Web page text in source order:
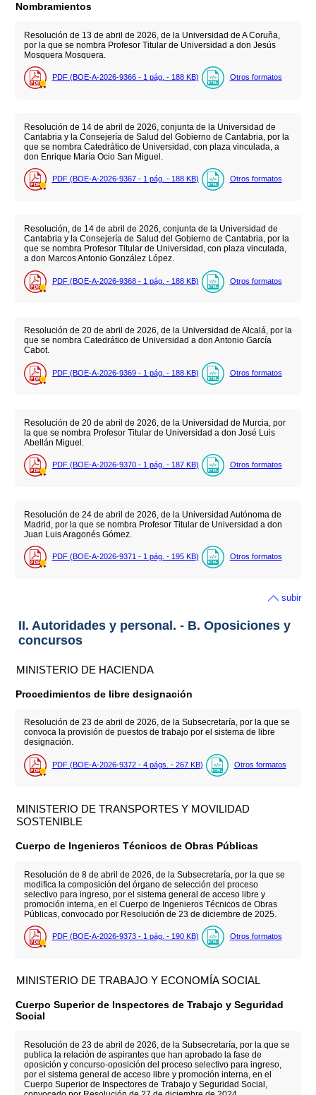
Nombramientos
Resolución de 13 de abril de 2026, de la Universidad de A Coruña,
por la que se nombra Profesor Titular de Universidad a don Jesús
Mosquera Mosquera.
PDF (BOE-A-2026-9366 - 1 pág. - 188 KB) Otros formatos
Resolución de 14 de abril de 2026, conjunta de la Universidad de
Cantabria y la Consejería de Salud del Gobierno de Cantabria, por la
que se nombra Catedrático de Universidad, con plaza vinculada, a
don Enrique María Ocio San Miguel.
PDF (BOE-A-2026-9367 - 1 pág. - 188 KB) Otros formatos
Resolución, de 14 de abril de 2026, conjunta de la Universidad de
Cantabria y la Consejería de Salud del Gobierno de Cantabria, por la
que se nombra Profesor Titular de Universidad, con plaza vinculada,
a don Marcos Antonio González López.
PDF (BOE-A-2026-9368 - 1 pág. - 188 KB) Otros formatos
Resolución de 20 de abril de 2026, de la Universidad de Alcalá, por la
que se nombra Catedrático de Universidad a don Antonio García
Cabot.
PDF (BOE-A-2026-9369 - 1 pág. - 188 KB) Otros formatos
Resolución de 20 de abril de 2026, de la Universidad de Murcia, por
la que se nombra Profesor Titular de Universidad a don José Luis
Abellán Miguel.
PDF (BOE-A-2026-9370 - 1 pág. - 187 KB) Otros formatos
Resolución de 24 de abril de 2026, de la Universidad Autónoma de
Madrid, por la que se nombra Profesor Titular de Universidad a don
Juan Luis Aragonés Gómez.
PDF (BOE-A-2026-9371 - 1 pág. - 195 KB) Otros formatos
subir
II. Autoridades y personal. - B. Oposiciones y
concursos
MINISTERIO DE HACIENDA
Procedimientos de libre designación
Resolución de 23 de abril de 2026, de la Subsecretaría, por la que se
convoca la provisión de puestos de trabajo por el sistema de libre
designación.
PDF (BOE-A-2026-9372 - 4 págs. - 267 KB) Otros formatos
MINISTERIO DE TRANSPORTES Y MOVILIDAD
SOSTENIBLE
Cuerpo de Ingenieros Técnicos de Obras Públicas
Resolución de 8 de abril de 2026, de la Subsecretaría, por la que se
modifica la composición del órgano de selección del proceso
selectivo para ingreso, por el sistema general de acceso libre y
promoción interna, en el Cuerpo de Ingenieros Técnicos de Obras
Públicas, convocado por Resolución de 23 de diciembre de 2025.
PDF (BOE-A-2026-9373 - 1 pág. - 190 KB) Otros formatos
MINISTERIO DE TRABAJO Y ECONOMÍA SOCIAL
Cuerpo Superior de Inspectores de Trabajo y Seguridad
Social
Resolución de 23 de abril de 2026, de la Subsecretaría, por la que se
publica la relación de aspirantes que han aprobado la fase de
oposición y concurso-oposición del proceso selectivo para ingreso,
por el sistema general de acceso libre y promoción interna, en el
Cuerpo Superior de Inspectores de Trabajo y Seguridad Social,